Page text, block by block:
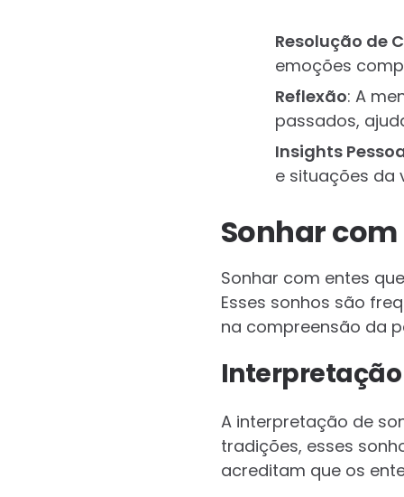
Resolução de
emoções
Reflexão: A
passados,
Insights
e situações da
Sonhar com
Sonhar com entes
Esses sonhos são
na compreensão da
A interpretação de
tradições, esses
acreditam que os